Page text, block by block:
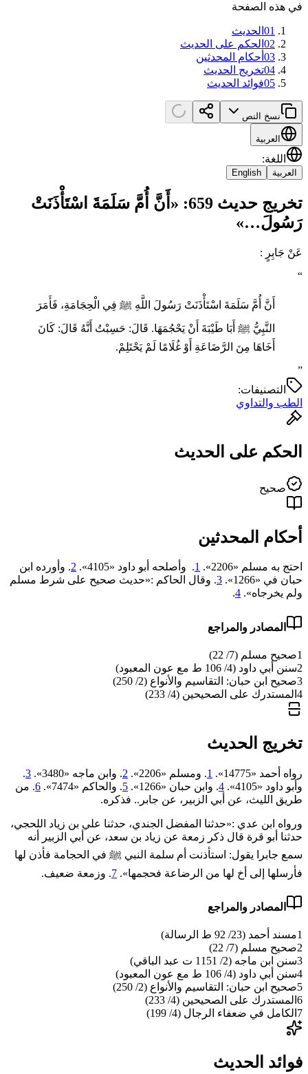
في هذه الصفحة
01 الحديث
02 الحكم على الحديث
03 أحكام المحدثين
04تخريج الحديث
05فوائد الحديث
نسخ النص
العربية
اللغة:
العربية English
تخريج حديث 659: «أَنَّ أُمَّ سَلَمَةَ اسْتَأْذَنَتْ
رَسُولَ…»
عَنْ جَابِرٍ :
“
أَنَّ أُمَّ سَلَمَةَ اسْتَأْذَنَتْ رَسُولَ اللَّهِ ﷺ فِي الْحِجَامَةِ، فَأَمَرَ
النَّبِيُّ ﷺ أَبَا طَيْبَةَ أَنْ يَحْجُمَهَا. قَالَ: حَسِبْتُ أَنَّهُ قَالَ: كَانَ
أَخَاهَا مِنَ الرَّضَاعَةِ أَوْ غُلَامًا لَمْ يَحْتَلِمْ.
”
التصنيفات:
الطب والتداوي
الحكم على الحديث
صحيح
أحكام المحدثين
احتج به مسلم «2206». 1. وأصلحه أبو داود «4105». 2. وأورده ابن
حبان في «1266».
3. وقال الحاكم :«حديث صحيح على شرط مسلم
ولم يخرجاه». 4
.
المصادر والمراجع
1صحيح مسلم (7/ 22)
2سنن أبي داود (4/ 106 ط مع عون المعبود)
3صحيح ابن حبان: التقاسيم والأنواع (2/ 250)
4 المستدرك على الصحيحين (4/ 233)
تخريج الحديث
رواه أحمد «14775». 1. ومسلم «2206». 2. وابن ماجه «3480». 3
.
وأبو داود «4105».
4. وابن حبان «1266». 5. والحاكم «7474». 6. من
طريق الليث، عن أبي الزبير، عن جابر.. فذكره.
ورواه ابن عدي :«حدثنا المفضل الجندي، حدثنا علي بن زياد اللحجي،
حدثنا أبو قرة قال ذكر زمعة عن زياد بن سعد، عن أبي الزبير أنه
سمع جابرا يقول: استأذنت أم سلمة النبي ﷺ في الحجامة فأذن لها
‌فأرسلها ‌إلى ‌أخ ‌لها ‌من ‌الرضاعة فحجمها». 7. وزمعة ضعيف.
المصادر والمراجع
1مسند أحمد (23/ 92 ط الرسالة)
2صحيح مسلم (7/ 22)
3سنن ابن ماجه (2/ 1151 ت عبد الباقي)
4سنن أبي داود (4/ 106 ط مع عون المعبود)
5صحيح ابن حبان: التقاسيم والأنواع (2/ 250)
6 المستدرك على الصحيحين (4/ 233)
7 الكامل في ضعفاء الرجال (4/ 199)
فوائد الحديث